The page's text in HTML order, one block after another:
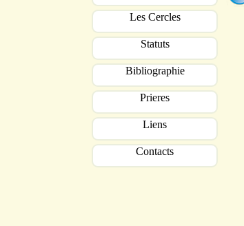
Les Cercles
Statuts
Bibliographie
Prieres
Liens
Contacts